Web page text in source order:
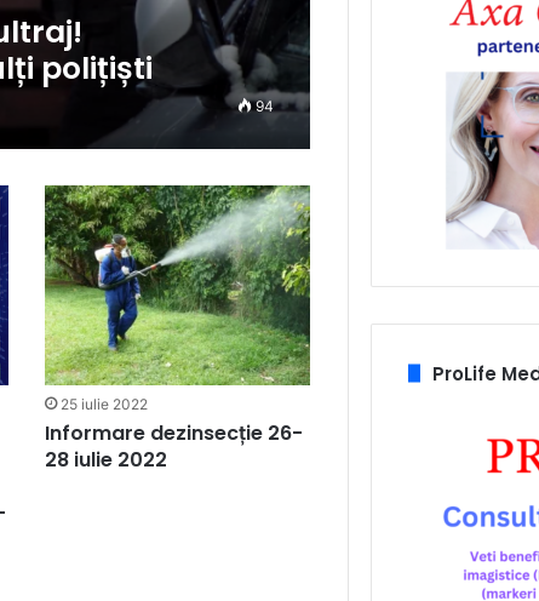
polițiști
94
25 iulie 2022
Informare dezinsecție 26-
28 iulie 2022
ProLife